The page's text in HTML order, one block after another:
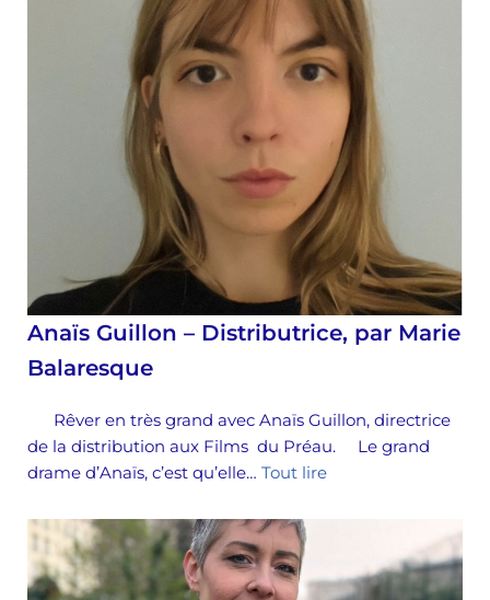
Anaïs Guillon – Distributrice, par Marie
Balaresque
Rêver en très grand avec Anaïs Guillon, directrice
de la distribution aux Films du Préau. Le grand
drame d’Anaïs, c’est qu’elle… Tout lire